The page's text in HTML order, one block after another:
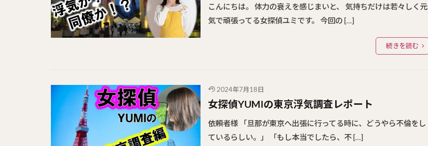
こんにちは。 体力の衰えを感じまいと、 気持ちだけは若々しく元
気で頑張ってる女探偵ユミです。 今回の […]
続きを読む
2024年7月18日
女探偵YUMIの東京浮気調査レポート
依頼者様 「旦那が東京へ出張に行ってる時に、どうやら不倫をし
ているらしい。」 「もし本当でしたら、不 […]